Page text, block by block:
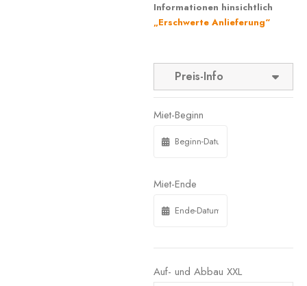
Informationen hinsichtlich
„Erschwerte Anlieferung“
Preis-Info
Miet-Beginn
Miet-Ende
Auf- und Abbau XXL